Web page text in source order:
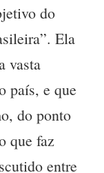
do
Ela
vasta
país, e que
do ponto
que faz
entre